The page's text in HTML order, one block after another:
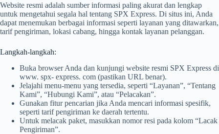
Website resmi adalah sumber informasi paling akurat dan lengkap
untuk mengetahui segala hal tentang SPX Express. Di situs ini, Anda
dapat menemukan berbagai informasi seperti layanan yang ditawarkan,
tarif pengiriman, lokasi cabang, hingga kontak layanan pelanggan.
Langkah-langkah:
Buka browser Anda dan kunjungi website resmi SPX Express di
www. spx- express. com (pastikan URL benar).
Jelajahi menu-menu yang tersedia, seperti “Layanan”, “Tentang
Kami”, “Hubungi Kami”, atau “Pelacakan”.
Gunakan fitur pencarian jika Anda mencari informasi spesifik,
seperti tarif pengiriman ke daerah tertentu.
Untuk melacak paket, masukkan nomor resi pada kolom “Lacak
Pengiriman”.